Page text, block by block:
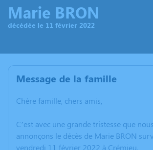
Marie BRON
décédée le 11 février 2022
Message de la famille
Chère famille, chers amis,
C’est avec une grande tristesse que
annonçons le décès de Marie BRON
vendredi 11 février 2022 à Crémieu.